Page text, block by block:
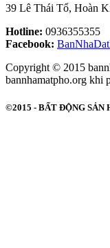
39 Lê Thái Tổ, Hoàn
Hotline: 0936355355
Facebook:
Copyright © 2015
bannhamatpho.org khi
©2015 - BẤT ĐỘNG SẢN